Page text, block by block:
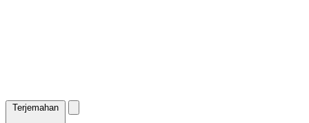
Terjemahan